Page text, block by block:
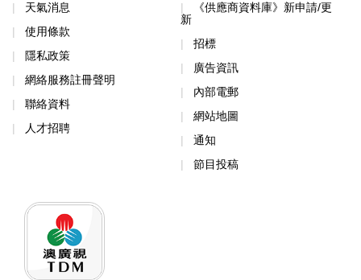
天氣消息
使用條款
隱私政策
網絡服務註冊聲明
聯絡資料
人才招聘
《供應商資料庫》新申請/更
新
招標
廣告資訊
內部電郵
網站地圖
通知
節目投稿